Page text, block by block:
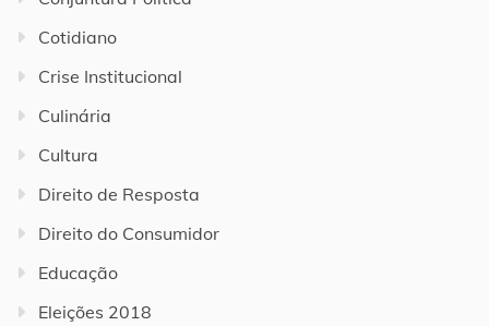
Cotidiano
Crise Institucional
Culinária
Cultura
Direito de Resposta
Direito do Consumidor
Educação
Eleições 2018